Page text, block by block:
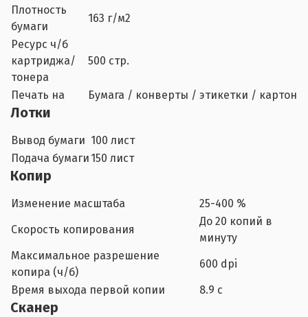
Плотность
бумаги
163 г/м2
Ресурс ч/б
картриджа/
тонера
500 стр.
Печать на Бумага / конверты / этикетки / картон
Лотки
Вывод бумаги 100 лист
Подача бумаги 150 лист
Копир
Изменение масштаба
25-400 %
Скорость копирования
До 20 копий в
минуту
Максимальное разрешение
копира (ч/б)
600 dpi
Время выхода первой копии
8.9 с
Сканер